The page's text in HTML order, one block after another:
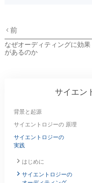
前
なぜオーディティングに効果
があるのか
サイエン
背景と起源
サイエントロジーの 原理
サイエントロジーの
実践
はじめに
サイエントロジーの